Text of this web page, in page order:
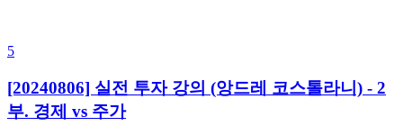
5
[20240806] 실전 투자 강의 (앙드레 코스톨라니) - 2
부. 경제 vs 주가